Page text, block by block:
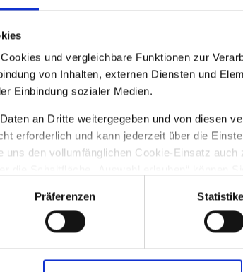
und vergleichbare Funktionen zur
von Inhalten, externen Diensten und
Einbindung sozialer Medien.
an Dritte weitergegeben und von diesen
erforderlich und kann jederzeit über die
uns den vollumfänglichen Cookie-Einsatz auch
Europäischen Gerichtshofs die USA
Risiko der unbemerkten Datenverarbeitung
Präferenzen
dass die Freude der Auferstehung
Begeisterung, dass wir Boten der
tief in unsere Seele ein – so
Jesus Christus, deinen